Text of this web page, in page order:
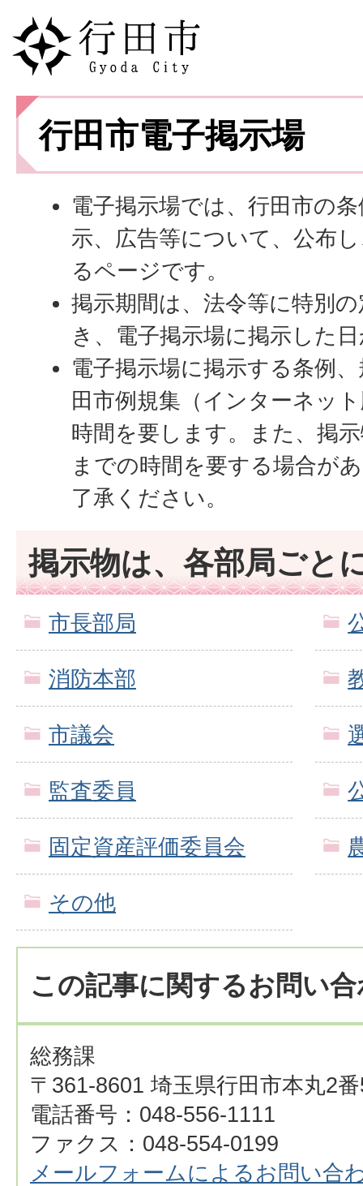
行田市電子掲示場
電子掲示場では、行田市の
示、広告等について、公布
るページです。
掲示期間は、法令等に特別
き、電子掲示場に掲示した
電子掲示場に掲示する条例
田市例規集（インターネッ
時間を要します。また、掲
までの時間を要する場合が
了承ください。
掲示物は、各部局ごと
市長部局
消防本部
市議会
監査委員
固定資産評価委員会
その他
この記事に関するお問い
総務課
〒361-8601 埼玉県行田市本丸2
電話番号：048-556-1111
ファクス：048-554-0199
メールフォームによるお問い合